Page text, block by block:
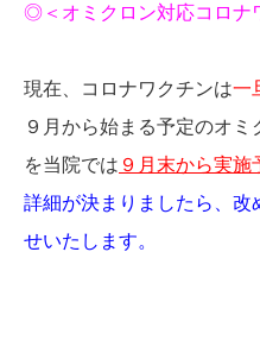
◎ ＜オミクロン対応コロナ
現在、コロナワクチンは一
９月から始まる予定のオ
を当院では ９月末から実施
詳細が決まりましたら、改
せいたします。